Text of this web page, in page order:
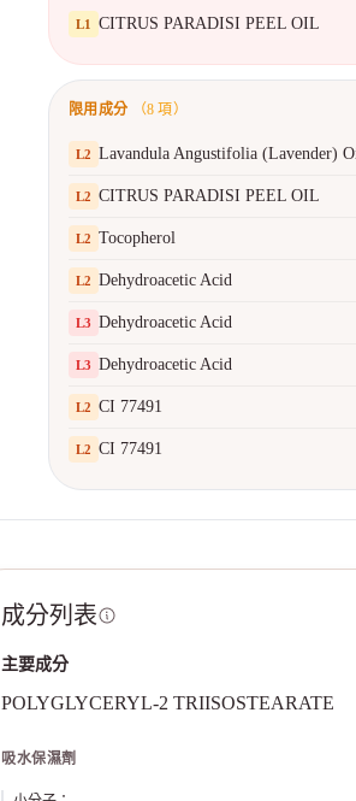
L1 CITRUS PARADISI PEEL OIL
限用成分 （8 項）
L2 Lavandula Angustifolia (Lavender)
L2 CITRUS PARADISI PEEL OIL
L2 Tocopherol
L2 Dehydroacetic Acid
L3 Dehydroacetic Acid
L3 Dehydroacetic Acid
L2 CI 77491
L2 CI 77491
成分列表
主要成分
POLYGLYCERYL-2 TRIISOSTEARATE
吸水保濕劑